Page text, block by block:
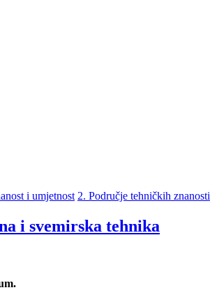
i umjetnost 2. Područje tehničkih znanosti
i svemirska tehnika